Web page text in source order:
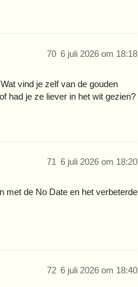
6 juli 2026 om 18:18
70
vind je zelf van de gouden
had je ze liever in het wit gezien?
6 juli 2026 om 18:20
71
met de No Date en het verbeterde
6 juli 2026 om 18:40
72